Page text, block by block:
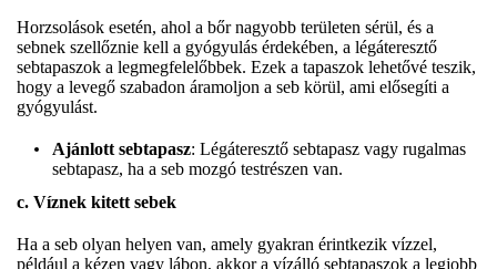
Horzsolások esetén, ahol a bőr nagyobb területen sérül, és a
sebnek szellőznie kell a gyógyulás érdekében, a légáteresztő
sebtapaszok a legmegfelelőbbek. Ezek a tapaszok lehetővé teszik,
hogy a levegő szabadon áramoljon a seb körül, ami elősegíti a
gyógyulást.
Ajánlott sebtapasz: Légáteresztő sebtapasz vagy rugalmas
sebtapasz, ha a seb mozgó testrészen van.
c. Víznek kitett sebek
Ha a seb olyan helyen van, amely gyakran érintkezik vízzel,
például a kézen vagy lábon, akkor a vízálló sebtapaszok a legjobb